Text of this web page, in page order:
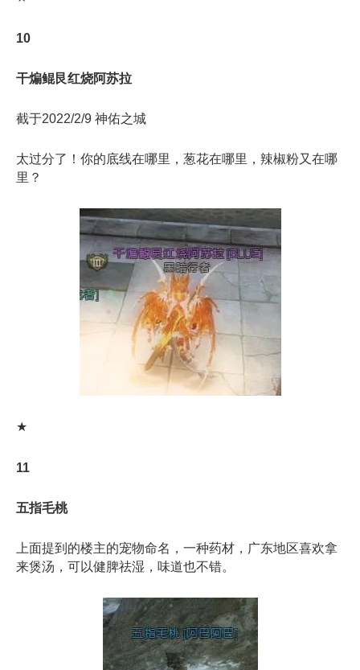
10
干煸鲲艮红烧阿苏拉
截于2022/2/9 神佑之城
太过分了！你的底线在哪里，葱花在哪里，辣椒粉又在哪
里？
★
11
五指毛桃
上面提到的楼主的宠物命名，一种药材，广东地区喜欢拿
来煲汤，可以健脾祛湿，味道也不错。